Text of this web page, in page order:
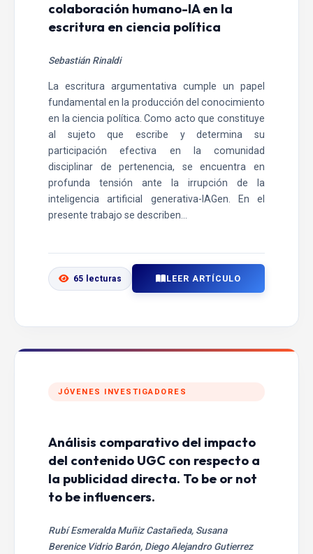
colaboración humano-IA en la
escritura en ciencia política
Sebastián Rinaldi
La escritura argumentativa cumple un papel
fundamental en la producción del conocimiento
en la ciencia política. Como acto que constituye
al sujeto que escribe y determina su
participación efectiva en la comunidad
disciplinar de pertenencia, se encuentra en
profunda tensión ante la irrupción de la
inteligencia artificial generativa-IAGen. En el
presente trabajo se describen...
65 lecturas LEER ARTÍCULO
JÓVENES INVESTIGADORES
Análisis comparativo del impacto
del contenido UGC con respecto a
la publicidad directa. To be or not
to be influencers.
Rubí Esmeralda Muñiz Castañeda, Susana
Berenice Vidrio Barón, Diego Alejandro Gutierrez